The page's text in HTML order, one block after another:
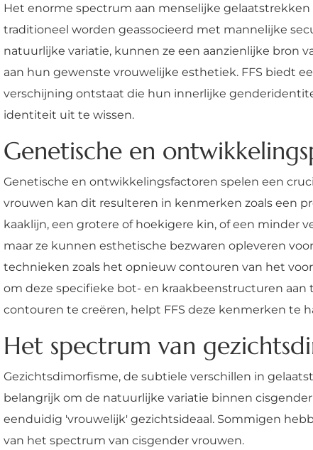
Het enorme spectrum aan menselijke
traditioneel worden geassocieerd met mannelijke
natuurlijke variatie, kunnen ze een aanzienlijke bron
aan hun gewenste vrouwelijke esthetiek. FFS biedt
verschijning ontstaat die hun innerlijke
identiteit uit te wissen.
Genetische en
Genetische en ontwikkelingsfactoren spelen een
vrouwen kan dit resulteren in kenmerken zoals een
kaaklijn, een grotere of hoekigere kin, of een minder
maar ze kunnen esthetische bezwaren opleveren
technieken zoals het opnieuw contouren van het
om deze specifieke bot- en kraakbeenstructuren
contouren te creëren, helpt FFS deze kenmerken te
Het spectrum van
Gezichtsdimorfisme, de subtiele verschillen in
belangrijk om de natuurlijke variatie binnen
eenduidig 'vrouwelijk' gezichtsideaal. Sommigen
van het spectrum van cisgender vrouwen.